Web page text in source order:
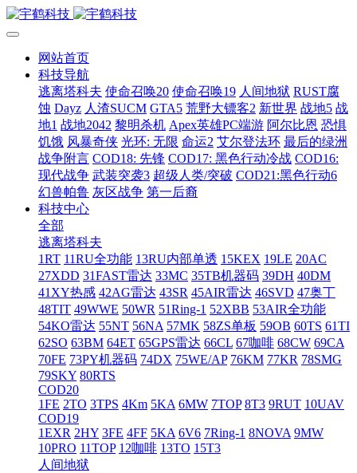
网站首页
科技导航
逃离塔科夫 使命召唤20 使命召唤19 人间地狱 RUST腐
蚀 Dayz 人渣SUCM GTA5 荒野大镖客2 新世界 战地5 战
地1 战地2042 黎明杀机 Apex英雄PC端游 阿尔比恩 恐惧
饥饿 风暴奇侠 光环: 无限 命运2 艾尔登法环 最后的绿洲
战争附言 COD18: 先锋 COD17: 黑色行动冷战 COD16:
现代战争 武装突袭3 超级人类/突破 COD21:黑色行动6
幻兽帕鲁 灰区战争 第一后裔
科技中心
全部
逃离塔科夫
1RT 11RU全功能 13RU内部单透 15KEX 19LE 20AC
27XDD 31FAST雷达 33MC 35TB机器码 39DH 40DM
41XY热感 42AG雷达 43SR 45AIR雷达 46SVD 47奥丁
48TIT 49WWE 50WR 51Ring-1 52XBB 53AIR全功能
54KO雷达 55NT 56NA 57MK 58ZS单板 59OB 60TS 61TI
62SO 63BM 64ET 65GPS雷达 66CL 67咖啡 68CW 69CA
70FE 73PY机器码 74DX 75WE/AP 76KM 77KR 78SMG
79SKY 80RTS
COD20
1FE 2TO 3TPS 4Km 5KA 6MW 7TOP 8T3 9RUT 10UAV
COD19
1EXR 2HY 3FE 4FF 5KA 6V6 7Ring-1 8NOVA 9MW
10PRO 11TOP 12咖啡 13TO 15T3
人间地狱